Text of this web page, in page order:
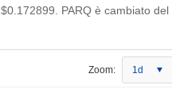
$0.172899 . PARQ è cambiato del
Zoom: 1d